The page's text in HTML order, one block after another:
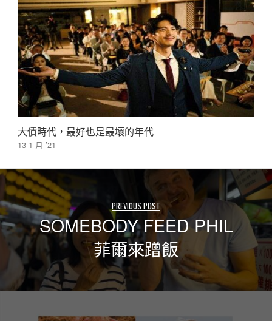
大債時代，最好也是最壞的年代
13 1 月 ’21
PREVIOUS POST
SOMEBODY FEED PHIL
菲爾來蹭飯